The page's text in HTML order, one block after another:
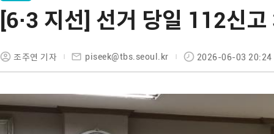
[6·3 지선] 선거 당일 112신
조주연 기자 piseek@tbs.seoul.kr 2026-06-03 20:24